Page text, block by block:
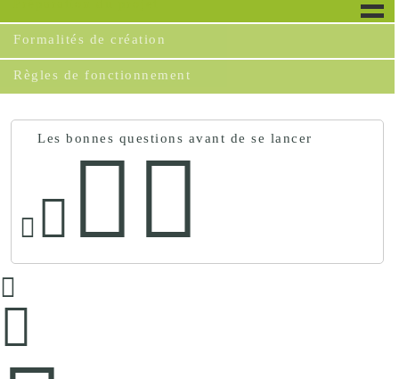
Formalités de création
Règles de fonctionnement
Les bonnes questions avant de se lancer